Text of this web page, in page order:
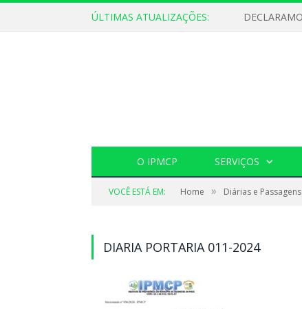
ÚLTIMAS ATUALIZAÇÕES:
O IPMCP SERVIÇOS
VOCÊ ESTÁ EM: Home » Diárias e Passagens
DIARIA PORTARIA 011-2024